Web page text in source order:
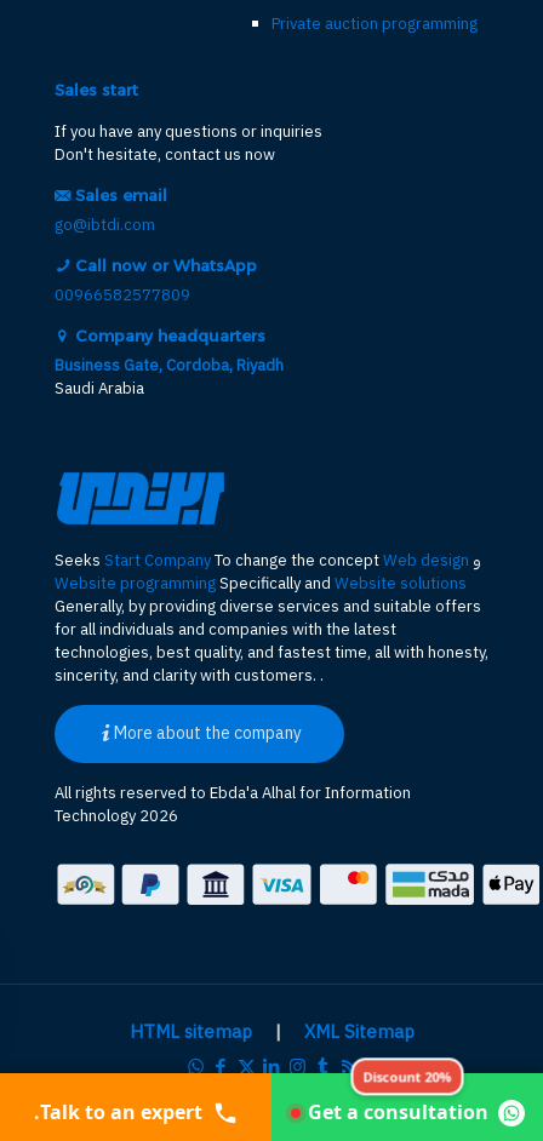
Private auction programming
Sales start
If you have any questions or inquiries
Don't hesitate, contact us now
Sales email
go@ibtdi.com
Call now or WhatsApp
00966582577809
Company headquarters
Business Gate, Cordoba, Riyadh
Saudi Arabia
Discount 20%
Get a consultation
Talk to an expert.
Seeks Start CompanyTo change the conceptWeb design و
Website programmingSpecifically and Website solutions
Generally, by providing diverse services and suitable offers
for all individuals and companies with the latest
technologies, best quality, and fastest time, all with honesty,
sincerity, and clarity with customers. .
More about the company
All rights reserved to Ebda'a Alhal for Information
Technology 2026
HTML sitemap | XML Sitemap